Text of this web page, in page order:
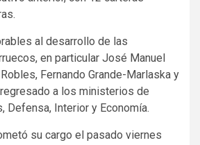
al desarrollo de las
en particular José Manuel
Fernando Grande-Marlaska y
regresado a los ministerios de
Defensa, Interior y Economía.
su cargo el pasado viernes